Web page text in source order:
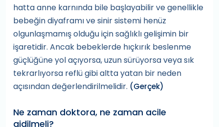
hatta anne karnında bile başlayabilir ve genellikle
bebeğin diyaframı ve sinir sistemi henüz
olgunlaşmamış olduğu için sağlıklı gelişimin bir
işaretidir. Ancak bebeklerde hıçkırık beslenme
güçlüğüne yol açıyorsa, uzun sürüyorsa veya sık
tekrarlıyorsa reflü gibi altta yatan bir neden
açısından değerlendirilmelidir. (Gerçek)
Ne zaman doktora, ne zaman acile
gidilmeli?